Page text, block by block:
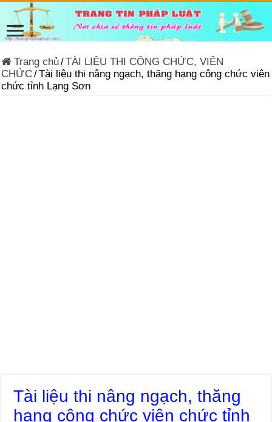
Trang chủ/TÀI LIỆU THI CÔNG CHỨC, VIÊN
CHỨC/Tài liệu thi nâng ngạch, thăng hạng công chức viên
chức tỉnh Lạng Sơn
Tài liệu thi nâng ngạch, thăng
hạng công chức viên chức tỉnh